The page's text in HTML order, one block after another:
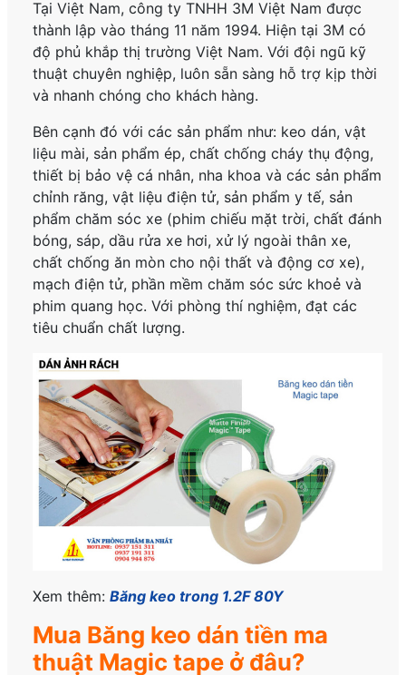
Tại Việt Nam, công ty TNHH 3M Việt Nam được
thành lập vào tháng 11 năm 1994. Hiện tại 3M có
độ phủ khắp thị trường Việt Nam. Với đội ngũ kỹ
thuật chuyên nghiệp, luôn sẵn sàng hỗ trợ kịp thời
và nhanh chóng cho khách hàng.
Bên cạnh đó với các sản phẩm như: keo dán, vật
liệu mài, sản phẩm ép, chất chống cháy thụ động,
thiết bị bảo vệ cá nhân, nha khoa và các sản phẩm
chỉnh răng, vật liệu điện tử, sản phẩm y tế, sản
phẩm chăm sóc xe (phim chiếu mặt trời, chất đánh
bóng, sáp, dầu rửa xe hơi, xử lý ngoài thân xe,
chất chống ăn mòn cho nội thất và động cơ xe),
mạch điện tử, phần mềm chăm sóc sức khoẻ và
phim quang học. Với phòng thí nghiệm, đạt các
tiêu chuẩn chất lượng.
Xem thêm:Băng keo trong 1.2F 80Y
Mua Băng keo dán tiền ma
thuật Magic tape ở đâu?